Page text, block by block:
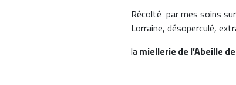
Récolté par mes soins
Lorraine, désoperculé,
lamiellerie de l’Abeille